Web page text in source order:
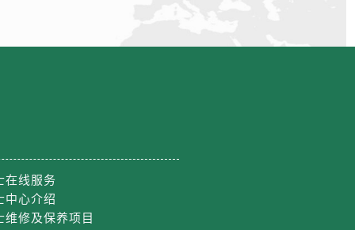
在线服务
中心介绍
维修及保养项目